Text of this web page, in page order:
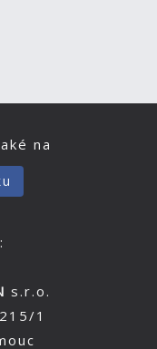
na
s.r.o.
1